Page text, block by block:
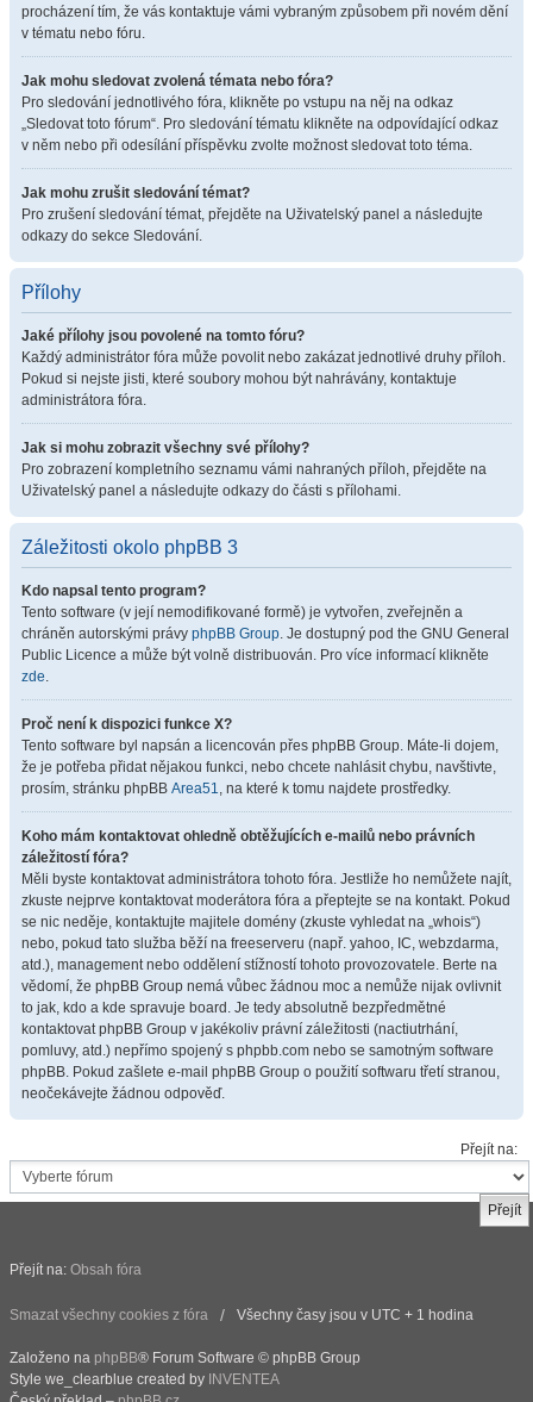
procházení tím, že vás kontaktuje vámi vybraným způsobem při novém dění
v tématu nebo fóru.
Jak mohu sledovat zvolená témata nebo fóra?
Pro sledování jednotlivého fóra, klikněte po vstupu na něj na odkaz
„Sledovat toto fórum“. Pro sledování tématu klikněte na odpovídající odkaz
v něm nebo při odesílání příspěvku zvolte možnost sledovat toto téma.
Jak mohu zrušit sledování témat?
Pro zrušení sledování témat, přejděte na Uživatelský panel a následujte
odkazy do sekce Sledování.
Přílohy
Jaké přílohy jsou povolené na tomto fóru?
Každý administrátor fóra může povolit nebo zakázat jednotlivé druhy příloh.
Pokud si nejste jisti, které soubory mohou být nahrávány, kontaktuje
administrátora fóra.
Jak si mohu zobrazit všechny své přílohy?
Pro zobrazení kompletního seznamu vámi nahraných příloh, přejděte na
Uživatelský panel a následujte odkazy do části s přílohami.
Záležitosti okolo phpBB 3
Kdo napsal tento program?
Tento software (v její nemodifikované formě) je vytvořen, zveřejněn a
chráněn autorskými právy phpBB Group. Je dostupný pod the GNU General
Public Licence a může být volně distribuován. Pro více informací klikněte
zde.
Proč není k dispozici funkce X?
Tento software byl napsán a licencován přes phpBB Group. Máte-li dojem,
že je potřeba přidat nějakou funkci, nebo chcete nahlásit chybu, navštivte,
prosím, stránku phpBB Area51, na které k tomu najdete prostředky.
Koho mám kontaktovat ohledně obtěžujících e-mailů nebo právních
záležitostí fóra?
Měli byste kontaktovat administrátora tohoto fóra. Jestliže ho nemůžete najít,
zkuste nejprve kontaktovat moderátora fóra a přeptejte se na kontakt. Pokud
se nic neděje, kontaktujte majitele domény (zkuste vyhledat na „whois“)
nebo, pokud tato služba běží na freeserveru (např. yahoo, IC, webzdarma,
atd.), management nebo oddělení stížností tohoto provozovatele. Berte na
vědomí, že phpBB Group nemá vůbec žádnou moc a nemůže nijak ovlivnit
to jak, kdo a kde spravuje board. Je tedy absolutně bezpředmětné
kontaktovat phpBB Group v jakékoliv právní záležitosti (nactiutrhání,
pomluvy, atd.) nepřímo spojený s phpbb.com nebo se samotným software
phpBB. Pokud zašlete e-mail phpBB Group o použití softwaru třetí stranou,
neočekávejte žádnou odpověď.
Přejít na:
Přejít na: Obsah fóra
Smazat všechny cookies z fóra Všechny časy jsou v UTC + 1 hodina
Založeno na phpBB® Forum Software © phpBB Group
Style we_clearblue created by INVENTEA